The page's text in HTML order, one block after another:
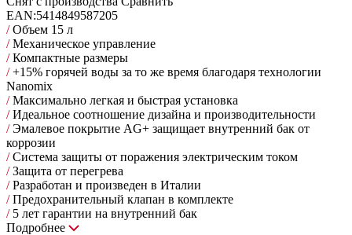
EAN:5414849587205
/Объем 15 л
/Механическое управление
/Компактные размеры
/+15% горячей воды за то же время благодаря технологии
Nanomix
/Максимально легкая и быстрая установка
/Идеальное соотношение дизайна и производительности
/Эмалевое покрытие AG+ защищает внутренний бак от
коррозии
/Система защиты от поражения электрическим током
/Защита от перегрева
/Разработан и произведен в Италии
/Предохранительный клапан в комплекте
/5 лет гарантии на внутренний бак
Подробнее